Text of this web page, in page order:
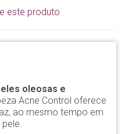
este produto
oleosas e
Acne Control oferece
ao mesmo tempo em